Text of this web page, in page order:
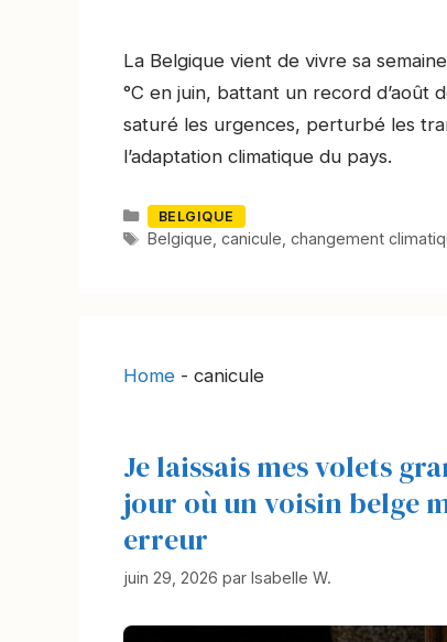
La Belgique vient de vivre sa
°C en juin, battant un record
saturé les urgences, perturbé les
l’adaptation climatique du pays.
Catégories
BELGIQUE
Mots-
Belgique canicule changement
Home - canicule
Je laissais mes volets
jour où un voisin belge
erreur
juin 29, 2026 par Isabelle W.